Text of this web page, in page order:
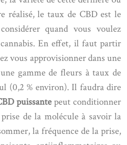
réalisé, le taux de CBD est le
quand vous voulez
En effet, il faut partir
vous approvisionner dans une
gamme de fleurs à taux de
(0,2 % environ). Il faudra dire
puissantepeut conditionner
de la molécule à savoir la
la fréquence de la prise,